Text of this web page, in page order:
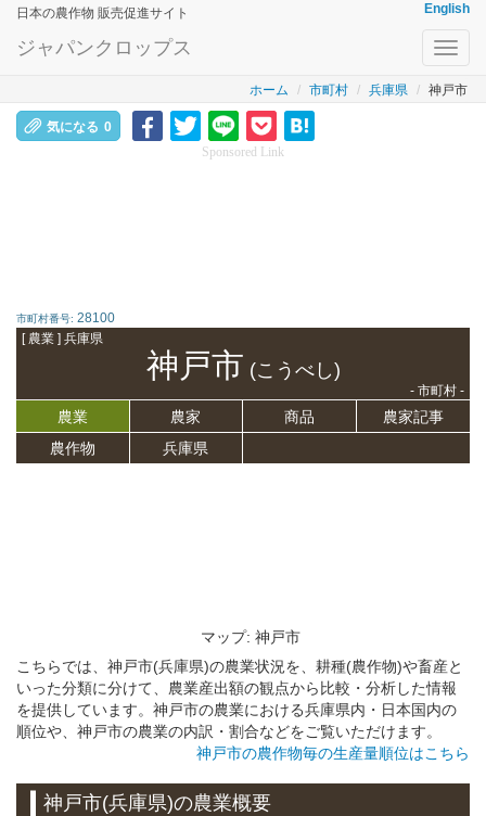
日本の農作物 販売促進サイト English
ジャパンクロップス
ホーム 市町村 兵庫県 神戸市
気になる 0
Sponsored Link
市町村番号: 28100
[ 農業 ] 兵庫県
神戸市 (こうべし)
- 市町村 -
農業 農家 商品
農家記事
農作物
兵庫県
マップ: 神戸市
こちらでは、神戸市(兵庫県)の農業状況を、耕種(農作物)や畜産と
いった分類に分けて、農業産出額の観点から比較・分析した情報
を提供しています。神戸市の農業における兵庫県内・日本国内の
順位や、神戸市の農業の内訳・割合などをご覧いただけます。
神戸市の農作物毎の生産量順位はこちら
神戸市(兵庫県)の農業概要